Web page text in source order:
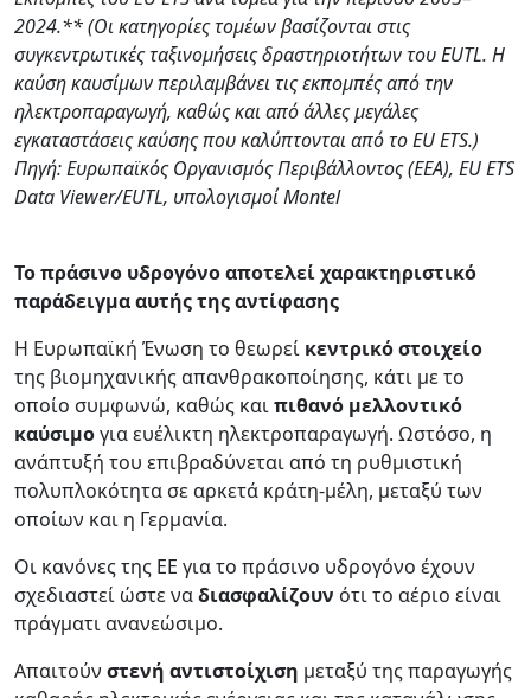
2024.** (Οι κατηγορίες τομέων βασίζονται στις
συγκεντρωτικές ταξινομήσεις δραστηριοτήτων του EUTL. Η
καύση καυσίμων περιλαμβάνει τις εκπομπές από την
ηλεκτροπαραγωγή, καθώς και από άλλες μεγάλες
εγκαταστάσεις καύσης που καλύπτονται από το EU ETS.)
Πηγή: Ευρωπαϊκός Οργανισμός Περιβάλλοντος (EEA), EU ETS
Data Viewer/EUTL, υπολογισμοί Montel
Το πράσινο υδρογόνο αποτελεί χαρακτηριστικό
παράδειγμα αυτής της αντίφασης
Η Ευρωπαϊκή Ένωση το θεωρεί κεντρικό στοιχείο
της βιομηχανικής απανθρακοποίησης, κάτι με το
οποίο συμφωνώ, καθώς καιπιθανό μελλοντικό
καύσιμογια ευέλικτη ηλεκτροπαραγωγή. Ωστόσο, η
ανάπτυξή του επιβραδύνεται από τη ρυθμιστική
πολυπλοκότητα σε αρκετά κράτη-μέλη, μεταξύ των
οποίων και η Γερμανία.
Οι κανόνες της ΕΕ για το πράσινο υδρογόνο έχουν
σχεδιαστεί ώστε ναδιασφαλίζουν ότι το αέριο είναι
πράγματι ανανεώσιμο.
Απαιτούν στενή αντιστοίχιση μεταξύ της παραγωγής